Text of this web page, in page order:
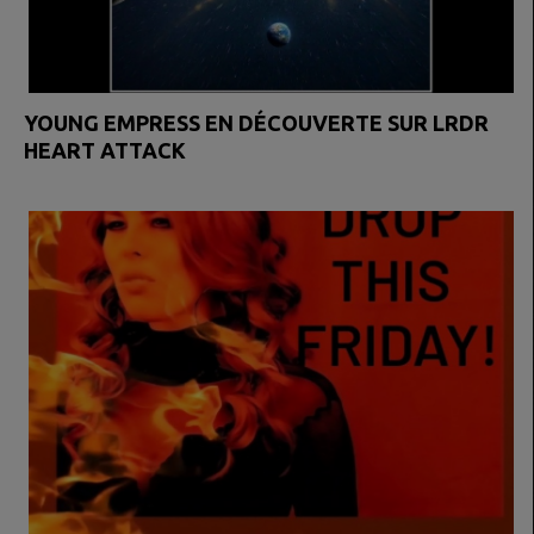
YOUNG EMPRESS EN DÉCOUVERTE SUR LRDR
HEART ATTACK